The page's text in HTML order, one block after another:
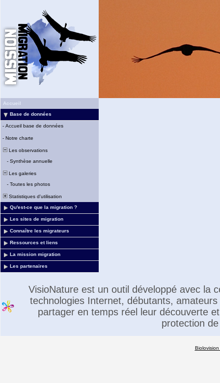
Accueil
Base de données
- Accueil base de données
- Notre charte
Les observations
- Synthèse annuelle
Les galeries
- Toutes les photos
Statistiques d'utilisation
Qu'est-ce que la migration ?
Les sites de migration
Connaître les migrateurs
Ressources et liens
La mission migration
Les partenaires
VisioNature est un outil développé avec la
technologies Internet, débutants,
partager en temps réel leur découverte
protection
Biolovision